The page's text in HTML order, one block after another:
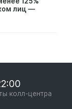
лиц —
колл-центра